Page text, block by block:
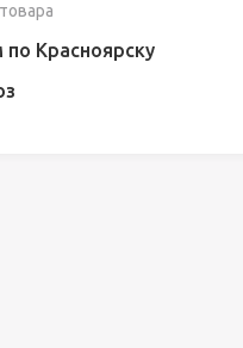
Красноярску